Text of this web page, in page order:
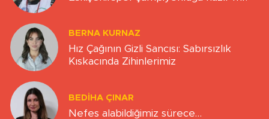
BERNA KURNAZ
Hız Çağının Gizli Sancısı: Sabırsızlık
Kıskacında Zihinlerimiz
BEDIHA ÇINAR
Nefes alabildiğimiz sürece…